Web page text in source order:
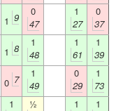
1 9
0
47
1
27
0
37
1 8
1
48
1
61
1
39
0 7
1
49
0
29
1
73
1
½
1
1